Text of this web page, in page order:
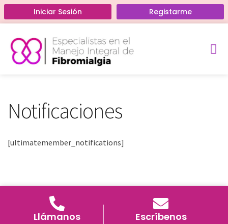
Iniciar Sesión Registarme
Home › Notificaciones
Notificaciones
[ultimatemember_notifications]
Llámanos Escríbenos